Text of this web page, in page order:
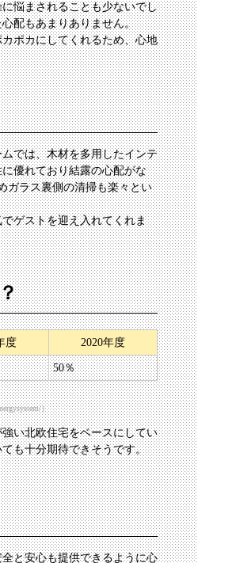
悩まされることも少ないでし
配もあまりありません。
ポカにしてくれるため、心地
では、木材を多用したインテ
優れており結露の心配がな
ガラス裏側の清掃も楽々とい
ゲストを迎え入れてくれま
度 2020年度
50％
）
い北欧住宅をベースにしてい
も十分期待できそうです。
と安心も提供できるように心